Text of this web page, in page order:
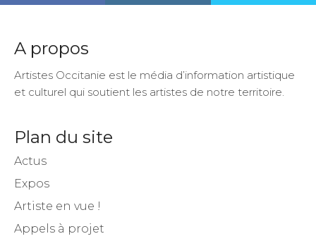
A propos
Artistes Occitanie est le média d’information artistique
et culturel qui soutient les artistes de notre territoire.
Plan du site
Actus
Expos
Artiste en vue !
Appels à projet